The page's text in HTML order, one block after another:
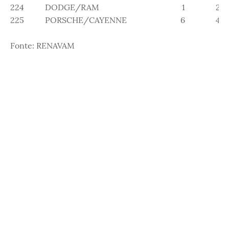
224
DODGE/RAM 1
2
225
PORSCHE/CAYENNE 6 4
Fonte: RENAVAM